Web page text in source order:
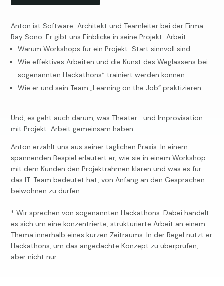
Anton ist Software-Architekt und Teamleiter bei der Firma
Ray Sono. Er gibt uns Einblicke in seine Projekt-Arbeit:
Warum Workshops für ein Projekt-Start sinnvoll sind.
Wie effektives Arbeiten und die Kunst des Weglassens bei
sogenannten Hackathons* trainiert werden können.
Wie er und sein Team „Learning on the Job“ praktizieren.
Und, es geht auch darum, was Theater- und Improvisation
mit Projekt-Arbeit gemeinsam haben.
Anton erzählt uns aus seiner täglichen Praxis. In einem
spannenden Bespiel erläutert er, wie sie in einem Workshop
mit dem Kunden den Projektrahmen klären und was es für
das IT-Team bedeutet hat, von Anfang an den Gesprächen
beiwohnen zu dürfen.
* Wir sprechen von sogenannten Hackathons. Dabei handelt
es sich um eine konzentrierte, strukturierte Arbeit an einem
Thema innerhalb eines kurzen Zeitraums. In der Regel nutzt er
Hackathons, um das angedachte Konzept zu überprüfen,
aber nicht nur …